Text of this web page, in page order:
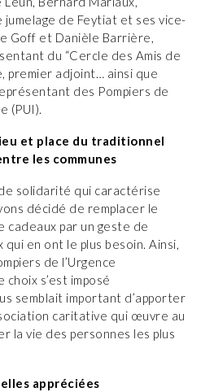
de Feytiat et ses vice-
Goff et Danièle Barrière,
du “Cercle des Amis de
premier adjoint… ainsi que
des Pompiers de
(PUI).
et place du traditionnel
les communes
solidarité qui caractérise
décidé de remplacer le
cadeaux par un geste de
en ont le plus besoin. Ainsi,
de l’Urgence
s’est imposé
semblait important d’apporter
caritative qui œuvre au
la vie des personnes les plus
appréciées